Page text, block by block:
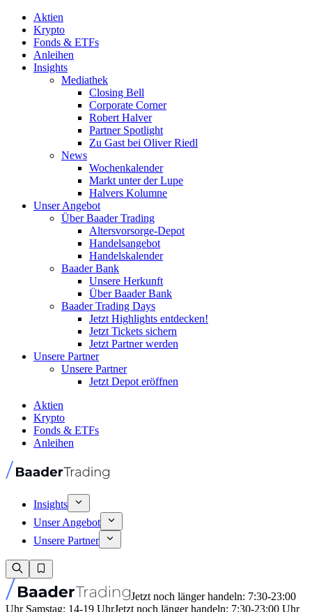
Aktien
Krypto
Fonds & ETFs
Anleihen
Insights
Mediathek
Closing Bell
Corporate Corner
Robert Halver
Partner Spotlight
Zu Gast bei Oliver Riedl
News
Wochenkalender
Markt unter der Lupe
Halvers Kolumne
Unser Angebot
Über Baader Trading
Altersvorsorge-Depot
Handelsangebot
Handelskalender
Baader Bank
Unsere Herkunft
Über Baader Bank
Baader Trading Days
Jetzt Highlights entdecken!
Jetzt Tickets sichern
Jetzt Partner werden
Unsere Partner
Unsere Partner
Jetzt Depot eröffnen
Aktien
Krypto
Fonds & ETFs
Anleihen
Insights
Unser Angebot
Unsere Partner
Jetzt noch länger handeln: 7:30-23:00
Uhr Samstag: 14-19 UhrJetzt noch länger handeln: 7:30-23:00 Uhr